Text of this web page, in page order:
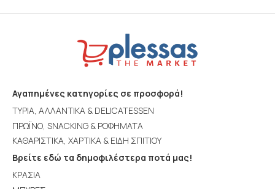
Αγαπημένες κατηγορίες σε προσφορά!
ΤΥΡΙΑ, ΑΛΛΑΝΤΙΚΑ & DELICATESSEN
ΠΡΩΪΝΟ, SNACKING & ΡΟΦΗΜΑΤΑ
ΚΑΘΑΡΙΣΤΙΚΑ, ΧΑΡΤΙΚΑ & ΕΙΔΗ ΣΠΙΤΙΟΥ
Βρείτε εδώ τα δημοφιλέστερα ποτά μας!
ΚΡΑΣΙΑ